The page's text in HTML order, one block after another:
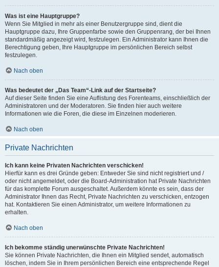
Was ist eine Hauptgruppe?
Wenn Sie Mitglied in mehr als einer Benutzergruppe sind, dient die
Hauptgruppe dazu, Ihre Gruppenfarbe sowie den Gruppenrang, der bei Ihnen
standardmäßig angezeigt wird, festzulegen. Ein Administrator kann Ihnen die
Berechtigung geben, Ihre Hauptgruppe im persönlichen Bereich selbst
festzulegen.
Nach oben
Was bedeutet der „Das Team“-Link auf der Startseite?
Auf dieser Seite finden Sie eine Auflistung des Forenteams, einschließlich der
Administratoren und der Moderatoren. Sie finden hier auch weitere
Informationen wie die Foren, die diese im Einzelnen moderieren.
Nach oben
Private Nachrichten
Ich kann keine Privaten Nachrichten verschicken!
Hierfür kann es drei Gründe geben: Entweder Sie sind nicht registriert und /
oder nicht angemeldet, oder die Board-Administration hat Private Nachrichten
für das komplette Forum ausgeschaltet. Außerdem könnte es sein, dass der
Administrator Ihnen das Recht, Private Nachrichten zu verschicken, entzogen
hat. Kontaktieren Sie einen Administrator, um weitere Informationen zu
erhalten.
Nach oben
Ich bekomme ständig unerwünschte Private Nachrichten!
Sie können Private Nachrichten, die Ihnen ein Mitglied sendet, automatisch
löschen, indem Sie in Ihrem persönlichen Bereich eine entsprechende Regel